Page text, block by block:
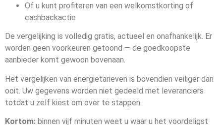
Of u kunt profiteren van een welkomstkorting of
cashbackactie
De vergelijking is volledig gratis, actueel en onafhankelijk. Er
worden geen voorkeuren getoond — de goedkoopste
aanbieder komt gewoon bovenaan.
Het vergelijken van energietarieven is bovendien veiliger dan
ooit. Uw gegevens worden niet gedeeld met leveranciers
totdat u zelf kiest om over te stappen.
Kortom: binnen vijf minuten weet u waar u het voordeligst